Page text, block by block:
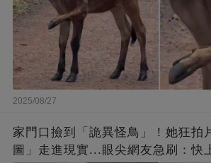
2025/08/27
家門口撿到「詭異怪鳥」！她狂拍
圖」走進現實...眼尖網友急刷：快